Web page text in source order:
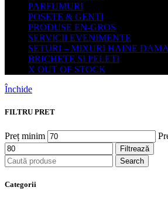
PARFUMURI
POSETE & GENTI
PRODUSE EN-GROS
SERVICII EVENIMENTE
SETURI – MIXURI HAINE DAMA
BRICHETE SI PELETI
X OUT OF STOCK
Închide
FILTRU PRET
Preț minim
Filtrează
Search
Categorii